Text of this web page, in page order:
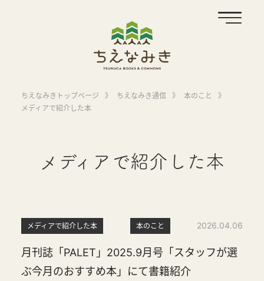
ちえなみきトップページ 》 ちえなみき通信 》 本のこと
》
メディアで紹介した本
メディアで紹介した本
メディアで紹介した本 本のこと 2026.04.06
月刊誌「PALET」2025.9月号「スタッフが選
ぶ今月のおすすめ本」にて書籍紹介